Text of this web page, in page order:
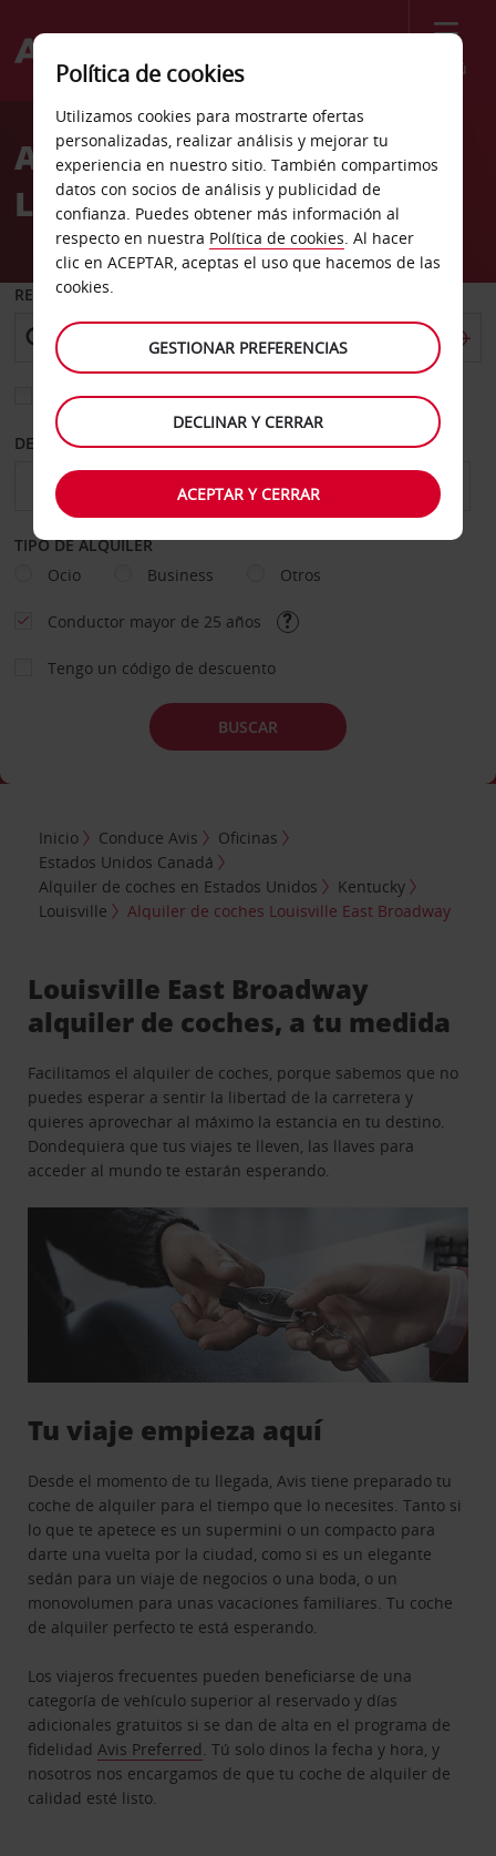
Menú
Welcome
AvisAlquiler de coches
Louisville East Broadway
RECOGER EN
Elegir otra oficina de devolución
DESDE HASTA
TIPO DE ALQUILER
Ocio
Business Otros
Conductor mayor de 25 años
Tengo un código de descuento
BUSCAR
Inicio Conduce Avis
Oficinas
Estados Unidos Canadá
Alquiler de coches en Estados Unidos
Kentucky
Louisville
Alquiler de coches Louisville East Broadway
Louisville East Broadway
alquiler de coches, a tu medida
Facilitamos el alquiler de coches, porque sabemos que no
puedes esperar a sentir la libertad de la carretera y
quieres aprovechar al máximo la estancia en tu destino.
Dondequiera que tus viajes te lleven, las llaves para
acceder al mundo te estarán esperando.
Tu viaje empieza aquí
Desde el momento de tu llegada, Avis tiene preparado tu
coche de alquiler para el tiempo que lo necesites. Tanto si
lo que te apetece es un supermini o un compacto para
darte una vuelta por la ciudad, como si es un elegante
sedán para un viaje de negocios o una boda, o un
monovolumen para unas vacaciones familiares. Tu coche
de alquiler perfecto te está esperando.
Los viajeros frecuentes pueden beneficiarse de una
categoría de vehículo superior al reservado y días
adicionales gratuitos si se dan de alta en el programa de
fidelidadAvis Preferred. Tú solo dinos la fecha y hora, y
nosotros nos encargamos de que tu coche de alquiler de
calidad esté listo.
Política de cookies
Utilizamos cookies para mostrarte ofertas
personalizadas, realizar análisis y mejorar tu
experiencia en nuestro sitio. También compartimos
datos con socios de análisis y publicidad de
confianza. Puedes obtener más información al
respecto en nuestra Política de cookies. Al hacer
clic en ACEPTAR, aceptas el uso que hacemos de las
cookies.
GESTIONAR PREFERENCIAS
DECLINAR Y CERRAR
ACEPTAR Y CERRAR